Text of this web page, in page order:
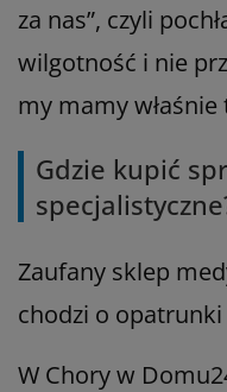
za nas”, czyli
wilgotność i nie
my mamy
Gdzie kupić
Zaufany sklep
chodzi o
W Chory w